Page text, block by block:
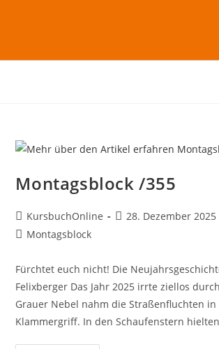
Montagsblock /355
KursbuchOnline
28. Dezember 2025
Montagsblock
Fürchtet euch nicht! Die
Felixberger Das Jahr 2025 irrte ziellos
Grauer Nebel nahm die Straßenfluchten in
Klammergriff. In den Schaufenstern